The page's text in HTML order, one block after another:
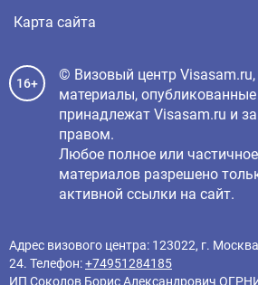
Карта сайта
16+
© Визовый центр Visasam.ru,
материалы, опубликованные
принадлежат Visasam.ru и
правом.
Любое полное или
материалов разрешено
активной ссылки на сайт.
Адрес визового центра: 123022, г.
24. Телефон:+74951284185
ИП Соколов Борис Александрович